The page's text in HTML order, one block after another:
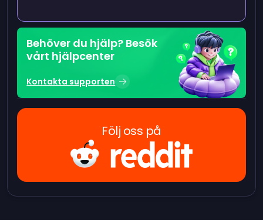
Behöver du hjälp? Besök
vårt hjälpcenter
Kontakta supporten
Följ oss på